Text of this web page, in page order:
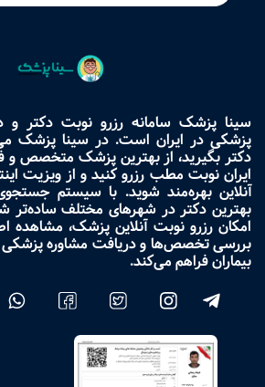
سینا پزشک سامانه رزرو نوبت دکتر و
پزشکی در ایران است. در سینا پزشک
دکتر بگیرید، از بهترین پزشک متخصص
ایران نوبت مطب رزرو کنید و از ویزیت
آنلاین بهره‌مند شوید. با سیستم
بهترین دکتر در شهرهای مختلف
امکان رزرو نوبت آنلاین پزشک، مشاهده
بررسی تخصص‌ها و دریافت مشاوره پزشکی
بیماران فراهم می‌کند.